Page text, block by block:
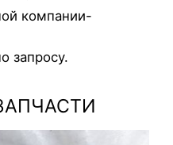
компании-
запросу.